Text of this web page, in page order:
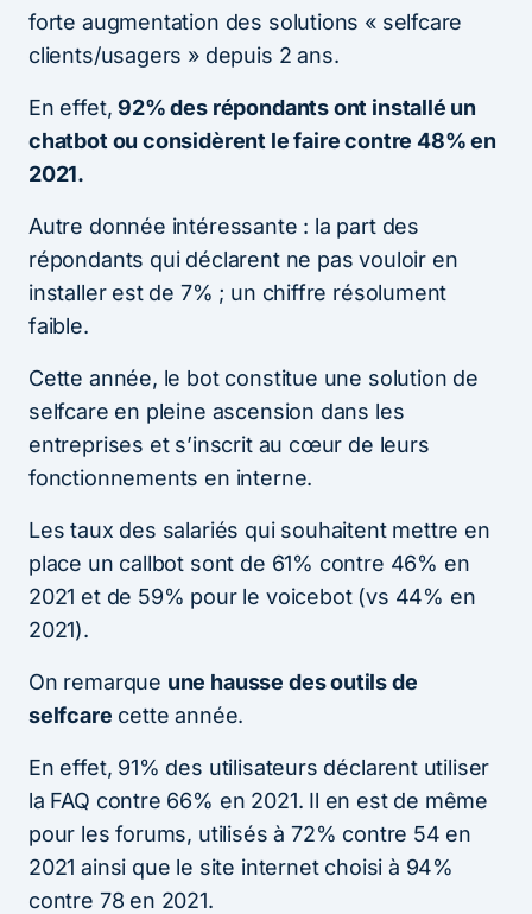
forte augmentation des solutions « selfcare
clients/usagers » depuis 2 ans.
En effet,92% des répondants ont installé un
chatbot ou considèrent le faire contre 48% en
2021.
Autre donnée intéressante : la part des
répondants qui déclarent ne pas vouloir en
installer est de 7% ; un chiffre résolument
faible.
Cette année, le bot constitue une solution de
selfcare en pleine ascension dans les
entreprises et s’inscrit au cœur de leurs
fonctionnements en interne.
Les taux des salariés qui souhaitent mettre en
place un callbot sont de 61% contre 46% en
2021 et de 59% pour le voicebot (vs 44% en
2021).
On remarque une hausse des outils de
selfcare cette année.
En effet, 91% des utilisateurs déclarent utiliser
la FAQ contre 66% en 2021. Il en est de même
pour les forums, utilisés à 72% contre 54 en
2021 ainsi que le site internet choisi à 94%
contre 78 en 2021.